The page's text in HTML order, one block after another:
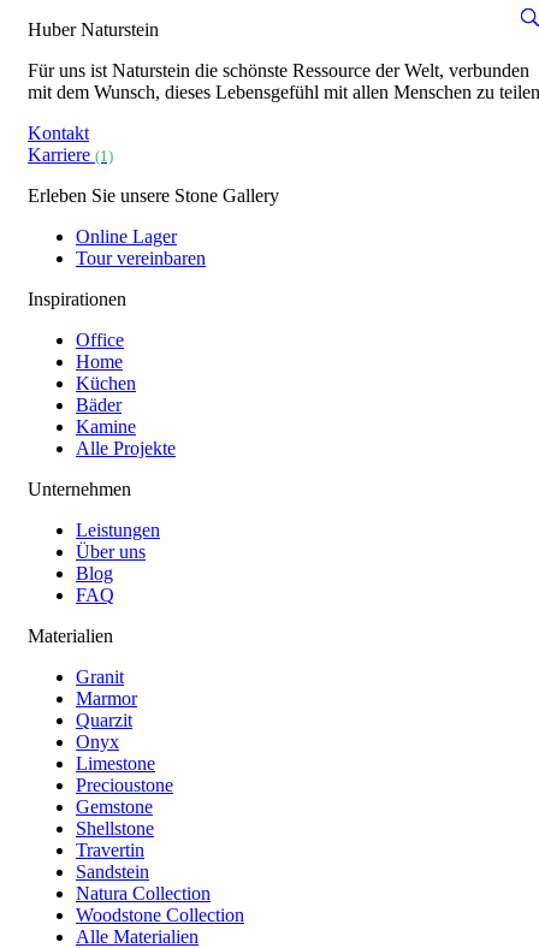
Huber Naturstein
Für uns ist Naturstein die schönste Ressource der Welt, verbunden
mit dem Wunsch, dieses Lebensgefühl mit allen Menschen zu
Kontakt
Karriere (1)
Erleben Sie unsere Stone Gallery
Online Lager
Tour vereinbaren
Inspirationen
Office
Home
Küchen
Bäder
Kamine
Alle Projekte
Unternehmen
Leistungen
Über uns
Blog
FAQ
Materialien
Granit
Marmor
Quarzit
Onyx
Limestone
Precioustone
Gemstone
Shellstone
Travertin
Sandstein
Natura Collection
Woodstone Collection
Alle Materialien